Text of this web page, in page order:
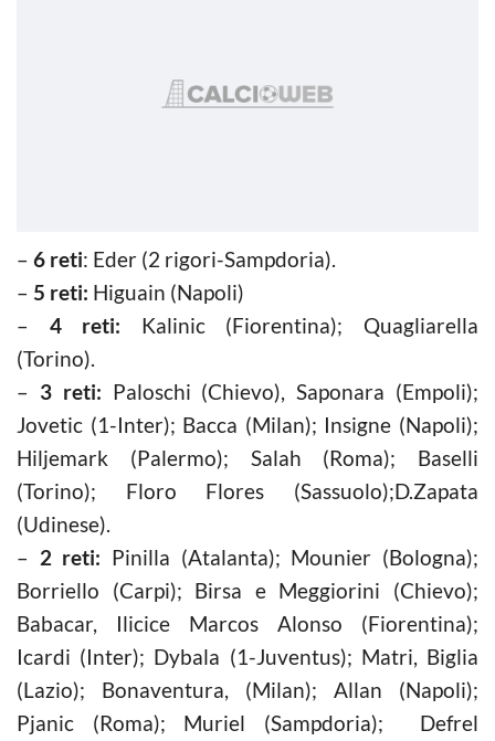
– 6 reti: Eder (2 rigori-Sampdoria).
– 5 reti: Higuain (Napoli)
– 4 reti: Kalinic (Fiorentina); Quagliarella
(Torino).
– 3 reti: Paloschi (Chievo), Saponara (Empoli);
Jovetic (1-Inter); Bacca (Milan); Insigne (Napoli);
Hiljemark (Palermo); Salah (Roma); Baselli
(Torino); Floro Flores (Sassuolo);D.Zapata
(Udinese).
– 2 reti: Pinilla (Atalanta); Mounier (Bologna);
Borriello (Carpi); Birsa e Meggiorini (Chievo);
Babacar, Ilicice Marcos Alonso (Fiorentina);
Icardi (Inter); Dybala (1-Juventus); Matri, Biglia
(Lazio); Bonaventura, (Milan); Allan (Napoli);
Pjanic (Roma); Muriel (Sampdoria); Defrel